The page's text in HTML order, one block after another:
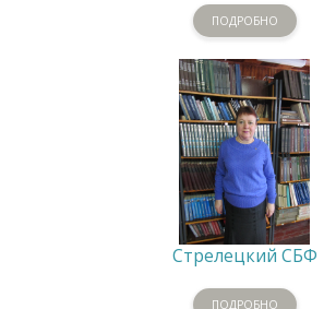
ПОДРОБНО
Стрелецкий СБФ
ПОДРОБНО